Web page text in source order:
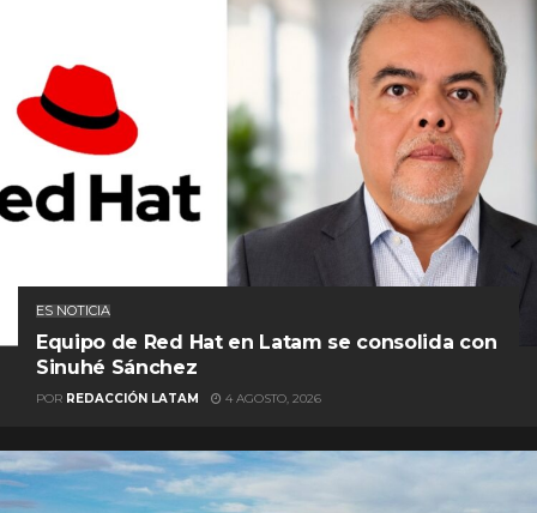
ES NOTICIA
Equipo de Red Hat en Latam se consolida con
Sinuhé Sánchez
POR REDACCIÓN LATAM 4 AGOSTO, 2026